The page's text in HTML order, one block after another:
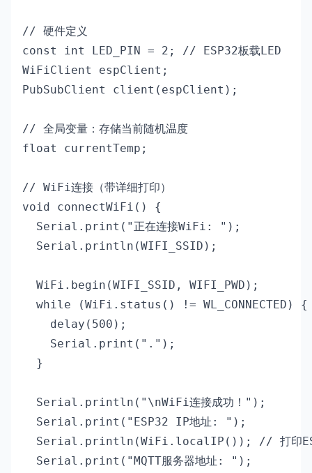
// 硬件定义
const int LED_PIN = 2; // ESP32板载LED
WiFiClient espClient;
PubSubClient client(espClient);
// 全局变量：存储当前随机温度
float currentTemp;
// WiFi连接（带详细打印）
void connectWiFi() {
  Serial.print("正在连接WiFi: ");
  Serial.println(WIFI_SSID);
  WiFi.begin(WIFI_SSID, WIFI_PWD);
  while (WiFi.status() != WL_CONNECTED) {
    delay(500);
    Serial.print(".");
  }
  Serial.println("\nWiFi连接成功！");
  Serial.print("ESP32 IP地址: ");
Serial.println(WiFi.localIP()); // 打印
  Serial.print("MQTT服务器地址: ");